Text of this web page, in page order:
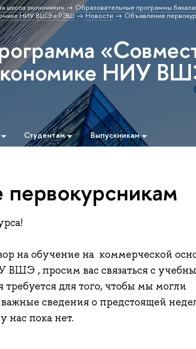
школа экономики» Образовательные программы
НИУ ВШЭ и РЭШ Новости Объявление
НИУ
Студентам Выпускникам
на обучение на коммерческой
ВШЭ , просим вас связаться с
для того, чтобы мы могли
сведения о предстоящей
нас пока нет.